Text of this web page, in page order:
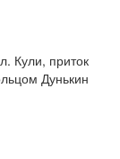
Кули, приток
Дунькин